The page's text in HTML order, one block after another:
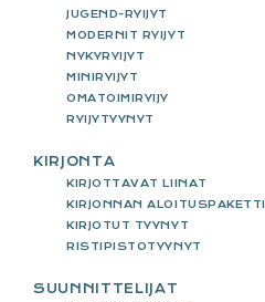
JUGEND-RYIJYT
MODERNIT RYIJYT
NYKYRYIJYT
MINIRYIJYT
OMATOIMIRYIJY
RYIJYTYYNYT
KIRJONTA
KIRJOTTAVAT LIINAT
KIRJONNAN ALOITUSPAKETTI
KIRJOTUT TYYNYT
RISTIPISTOTYYNYT
SUUNNITTELIJAT